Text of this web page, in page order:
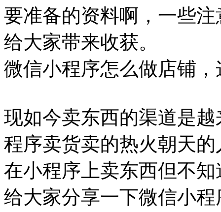
要准备的资料啊，一些
给大家带来收获。
微信小程序怎么做店铺
现如今卖东西的渠道是
程序卖货卖的热火朝天
在小程序上卖东西但不
给大家分享一下微信小